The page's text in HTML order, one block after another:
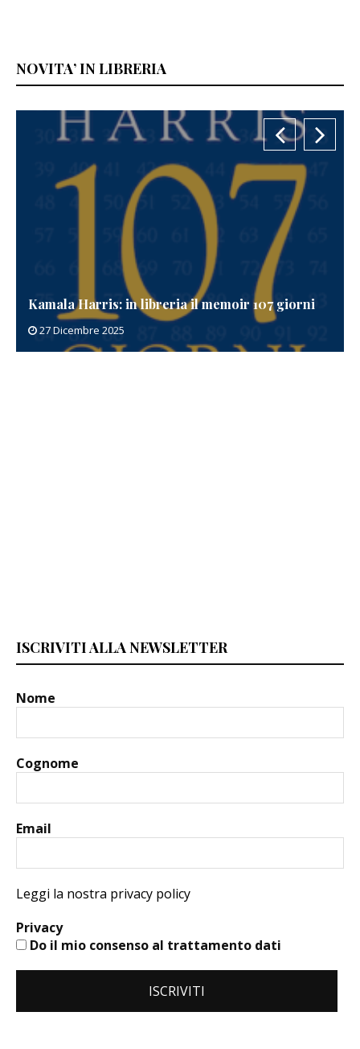
NOVITA’ IN LIBRERIA
Kamala Harris: in libreria il memoir 107 giorni
27 Dicembre 2025
ISCRIVITI ALLA NEWSLETTER
Nome
Cognome
Email
Leggi la nostra privacy policy
Privacy
Do il mio consenso al trattamento dati